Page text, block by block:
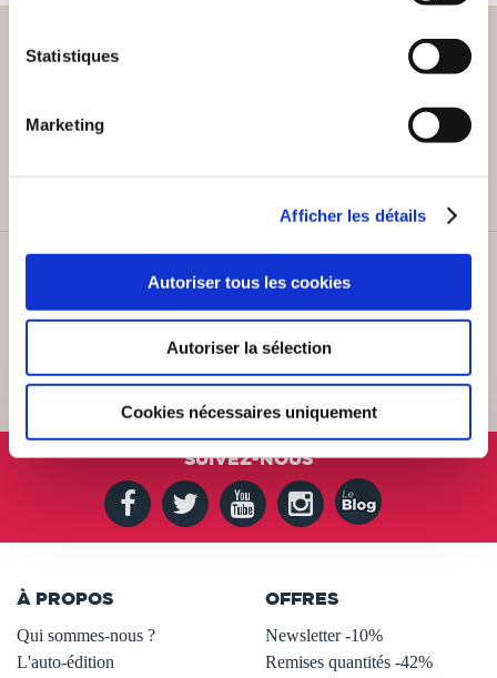
Statistiques
Marketing
Afficher les détails
Autoriser tous les cookies
Autoriser la sélection
Cookies nécessaires uniquement
SERVICE CLIENT
Lundi au vendredi, 10-12h / 14-16h
SUIVEZ-NOUS
À PROPOS
Qui sommes-nous ?
L'auto-édition
OFFRES
Newsletter -10%
Remises quantités -42%